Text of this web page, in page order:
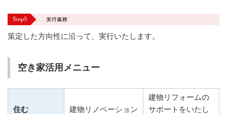
策定した方向性に沿って、実行いたします。
空き家活用メニュー
住む 建物リノベーション
建物リフォームの
サポートをいたし